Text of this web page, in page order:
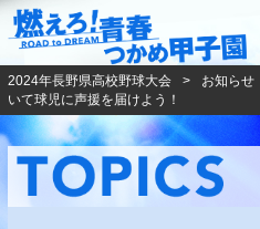
2024年長野県高校野球大会 お知らせ
いて球児に声援を届けよう！